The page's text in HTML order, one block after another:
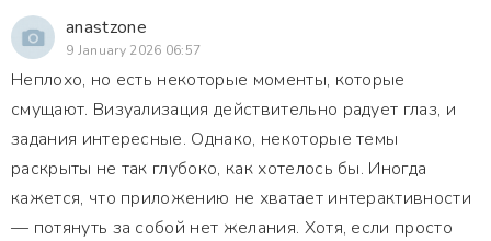
anastzone
9 January 2026 06:57
Неплохо, но есть некоторые моменты, которые
смущают. Визуализация действительно радует глаз, и
задания интересные. Однако, некоторые темы
раскрыты не так глубоко, как хотелось бы. Иногда
кажется, что приложению не хватает интерактивности
— потянуть за собой нет желания. Хотя, если просто